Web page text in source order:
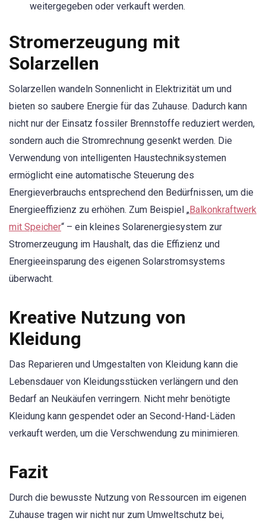
weitergegeben oder verkauft werden.
Stromerzeugung mit
Solarzellen
Solarzellen wandeln Sonnenlicht in Elektrizität um und
bieten so saubere Energie für das Zuhause. Dadurch kann
nicht nur der Einsatz fossiler Brennstoffe reduziert werden,
sondern auch die Stromrechnung gesenkt werden. Die
Verwendung von intelligenten Haustechniksystemen
ermöglicht eine automatische Steuerung des
Energieverbrauchs entsprechend den Bedürfnissen, um die
Energieeffizienz zu erhöhen. Zum Beispiel „Balkonkraftwerk
mit Speicher“ – ein kleines Solarenergiesystem zur
Stromerzeugung im Haushalt, das die Effizienz und
Energieeinsparung des eigenen Solarstromsystems
überwacht.
Kreative Nutzung von
Kleidung
Das Reparieren und Umgestalten von Kleidung kann die
Lebensdauer von Kleidungsstücken verlängern und den
Bedarf an Neukäufen verringern. Nicht mehr benötigte
Kleidung kann gespendet oder an Second-Hand-Läden
verkauft werden, um die Verschwendung zu minimieren.
Fazit
Durch die bewusste Nutzung von Ressourcen im eigenen
Zuhause tragen wir nicht nur zum Umweltschutz bei,